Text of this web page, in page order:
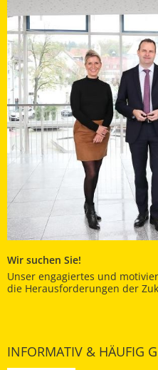
Wir suchen Sie!
Unser engagiertes und
die Herausforderungen der
INFORMATIV & HÄUFIG